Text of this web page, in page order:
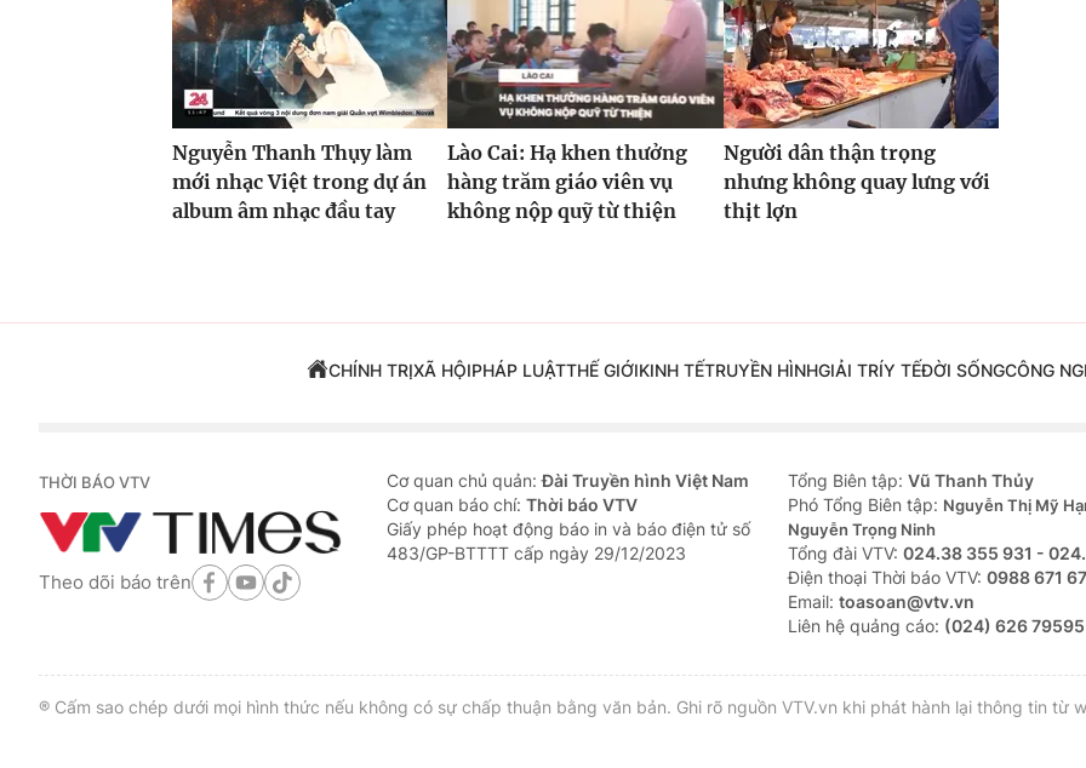
Nguyễn Thanh Thụy làm
mới nhạc Việt trong dự án
album âm nhạc đầu tay
Lào Cai: Hạ khen thưởng
hàng trăm giáo viên vụ
không nộp quỹ từ thiện
Người dân thận trọng
nhưng không quay lưng với
thịt lợn
CHÍNH TRỊXÃ HỘIPHÁP LUẬTTHẾ GIỚIKINH TẾTRUYỀN HÌNHGIẢI TRÍY TẾĐỜI SỐNGCÔNG
THỜI BÁO VTV
Theo dõi báo trên
Cơ quan chủ quản:Đài Truyền hình Việt Nam
Cơ quan báo chí: Thời báo VTV
Giấy phép hoạt động báo in và báo điện tử số
483/GP-BTTTT cấp ngày 29/12/2023
Tổng Biên tập: Vũ Thanh Thủy
Phó Tổng Biên tập: Nguyễn Thị Mỹ
Nguyễn Trọng Ninh
Tổng đài VTV: 024.38 355 931 -
Ðiện thoại Thời báo VTV: 0988 671
Email: toasoan@vtv.vn
Liên hệ quảng cáo: (024) 626 79595
® Cấm sao chép dưới mọi hình thức nếu không có sự chấp thuận bằng văn bản. Ghi rõ nguồn VTV.vn khi phát hành lại thông tin từ